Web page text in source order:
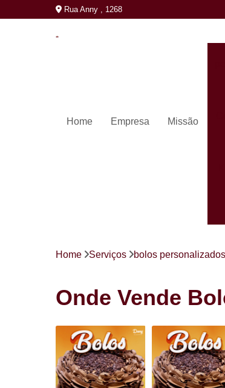
Rua Anny , 1268
Home Empresa Missão
Home Serviços bolos personalizados
Onde Vende